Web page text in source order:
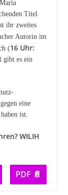
Titel
ihr zweites
Autorin im
(16 Uhr:
gibt es ein
eine
ist.
WILIH
PDF 📄